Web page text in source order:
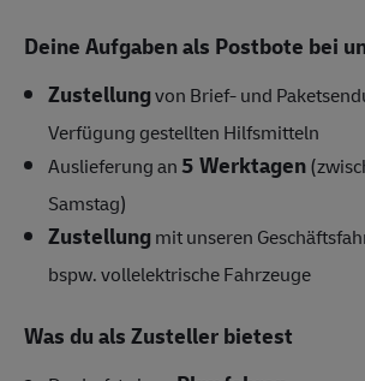
Deine Aufgaben als Postbote bei
Zustellungvon Brief- und
Verfügung gestellten Hilfsmitteln
Auslieferung an5 Werktagen
Samstag)
Zustellungmit unseren
bspw.vollelektrische Fahrzeuge
Was du als Zusteller bietest